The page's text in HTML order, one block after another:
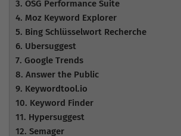
3. OSG Performance Suite
4. Moz Keyword Explorer
5. Bing Schlüsselwort Recherche
6. Ubersuggest
7. Google Trends
8. Answer the Public
9. Keywordtool.io
10. Keyword Finder
11. Hypersuggest
12. Semager